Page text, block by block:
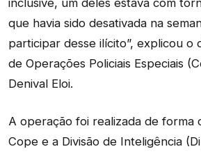
que havia sido desativada na
participar desse ilícito”, explicou
de Operações Policiais Especiais
Denival Eloi.
A operação foi realizada de forma
Cope e a Divisão de Inteligência